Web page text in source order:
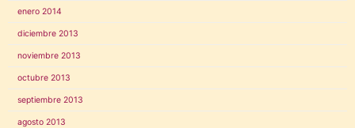
enero 2014
diciembre 2013
noviembre 2013
octubre 2013
septiembre 2013
agosto 2013